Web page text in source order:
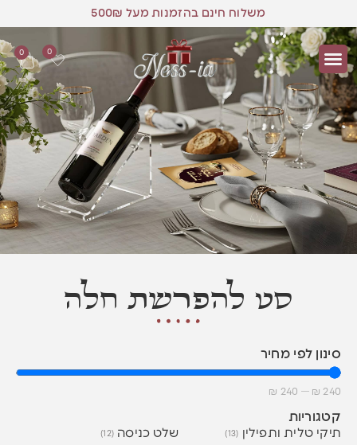
משלוח חינם בהזמנות מעל 500₪
0
0
סט להפרשת חלה
סינון לפי מחיר
240
₪
—
240
₪
קטגוריות
תיקי טלית ותפילין (13) שלט כניסה (12)